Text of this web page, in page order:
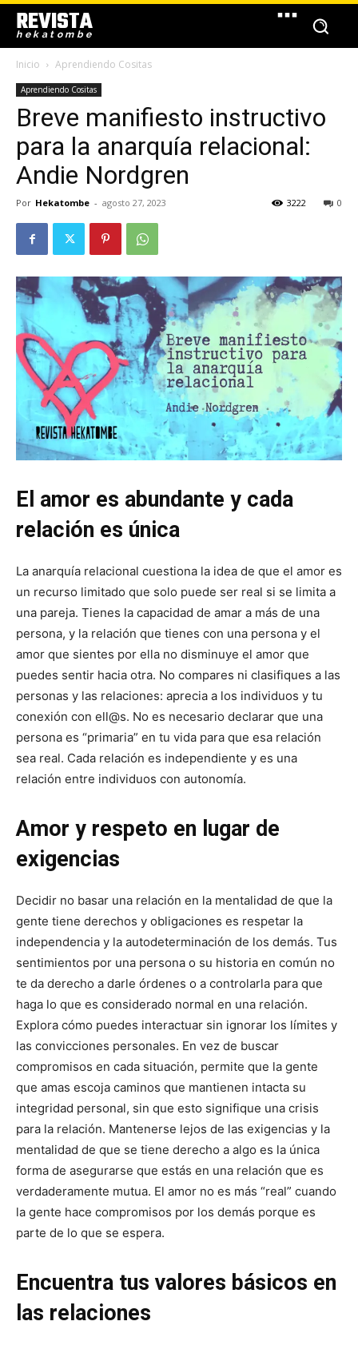
REVISTA
hekatombe
Inicio Aprendiendo Cositas
Aprendiendo Cositas
Breve manifiesto instructivo
para la anarquía relacional:
Andie Nordgren
Por Hekatombe - agosto 27, 2023 0
3222
El amor es abundante y cada
relación es única
La anarquía relacional cuestiona la idea de que el amor es
un recurso limitado que solo puede ser real si se limita a
una pareja. Tienes la capacidad de amar a más de una
persona, y la relación que tienes con una persona y el
amor que sientes por ella no disminuye el amor que
puedes sentir hacia otra. No compares ni clasifiques a las
personas y las relaciones: aprecia a los individuos y tu
conexión con ell@s. No es necesario declarar que una
persona es “primaria” en tu vida para que esa relación
sea real. Cada relación es independiente y es una
relación entre individuos con autonomía.
Amor y respeto en lugar de
exigencias
Decidir no basar una relación en la mentalidad de que la
gente tiene derechos y obligaciones es respetar la
independencia y la autodeterminación de los demás. Tus
sentimientos por una persona o su historia en común no
te da derecho a darle órdenes o a controlarla para que
haga lo que es considerado normal en una relación.
Explora cómo puedes interactuar sin ignorar los límites y
las convicciones personales. En vez de buscar
compromisos en cada situación, permite que la gente
que amas escoja caminos que mantienen intacta su
integridad personal, sin que esto signifique una crisis
para la relación. Mantenerse lejos de las exigencias y la
mentalidad de que se tiene derecho a algo es la única
forma de asegurarse que estás en una relación que es
verdaderamente mutua. El amor no es más “real” cuando
la gente hace compromisos por los demás porque es
parte de lo que se espera.
Encuentra tus valores básicos en
las relaciones